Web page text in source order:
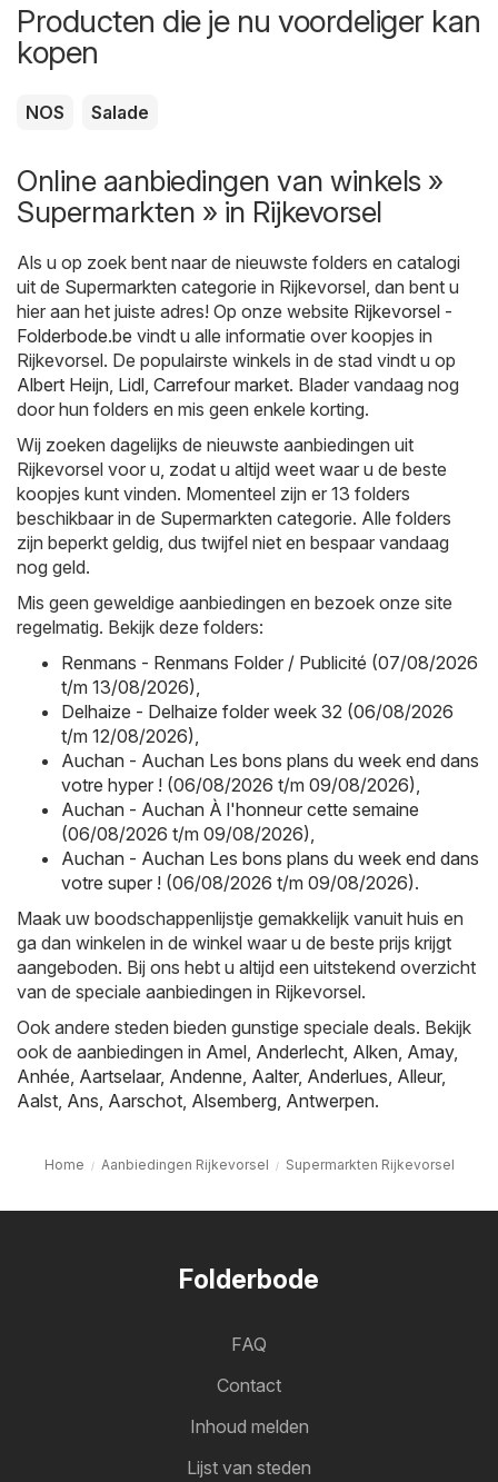
Producten die je nu voordeliger kan
kopen
NOS Salade
Online aanbiedingen van winkels »
Supermarkten » in Rijkevorsel
Als u op zoek bent naar de nieuwste folders en catalogi
uit de Supermarkten categorie in Rijkevorsel, dan bent u
hier aan het juiste adres! Op onze website Rijkevorsel -
Folderbode.be vindt u alle informatie over koopjes in
Rijkevorsel. De populairste winkels in de stad vindt u op
Albert Heijn Lidl Carrefour market. Blader vandaag nog
door hun folders en mis geen enkele korting.
Wij zoeken dagelijks de nieuwste aanbiedingen uit
Rijkevorsel voor u, zodat u altijd weet waar u de beste
koopjes kunt vinden. Momenteel zijn er 13 folders
beschikbaar in de Supermarkten categorie. Alle folders
zijn beperkt geldig, dus twijfel niet en bespaar vandaag
nog geld.
Mis geen geweldige aanbiedingen en bezoek onze site
regelmatig. Bekijk deze folders:
Renmans - Renmans Folder / Publicité (07/08/2026
t/m 13/08/2026)
Delhaize - Delhaize folder week 32 (06/08/2026
t/m 12/08/2026)
Auchan - Auchan Les bons plans du week end dans
votre hyper ! (06/08/2026 t/m 09/08/2026)
Auchan - Auchan À l'honneur cette semaine
(06/08/2026 t/m 09/08/2026)
Auchan - Auchan Les bons plans du week end dans
votre super ! (06/08/2026 t/m 09/08/2026).
Maak uw boodschappenlijstje gemakkelijk vanuit huis en
ga dan winkelen in de winkel waar u de beste prijs krijgt
aangeboden. Bij ons hebt u altijd een uitstekend overzicht
van de speciale aanbiedingen in Rijkevorsel.
Ook andere steden bieden gunstige speciale deals. Bekijk
ook de aanbiedingen in Amel Anderlecht Alken Amay,
Anhée Aartselaar, Andenne Aalter, Anderlues Alleur,
Aalst Ans Aarschot Alsemberg Antwerpen.
Home Aanbiedingen Rijkevorsel Supermarkten Rijkevorsel
Folderbode
FAQ
Contact
Inhoud melden
Lijst van steden